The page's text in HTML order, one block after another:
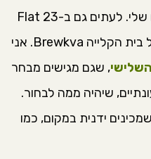
לוודא שהקפה בדיוק לפי הטעם שלי. לעתים גם ב-Flat 23
ברחוב הרצל, שמגישים קפה של בית הקלייה Brewkva. אני
, שגם מגישים מבחר
שיהיה ממה לבחור.
ידנית במקום, כמו